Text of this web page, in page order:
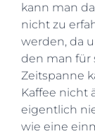
kann man
nicht zu
werden, da
den man für
Zeitspanne
Kaffee nicht
eigentlich
wie eine